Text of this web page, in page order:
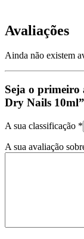
Avaliações
Ainda não existem
Seja o
Dry Nails 10ml”
A sua classificação *
A sua avaliação